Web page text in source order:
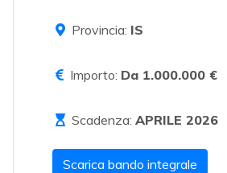
Provincia: IS
Importo: Da 1.000.000 €
Scadenza: APRILE 2026
Scarica bando integrale